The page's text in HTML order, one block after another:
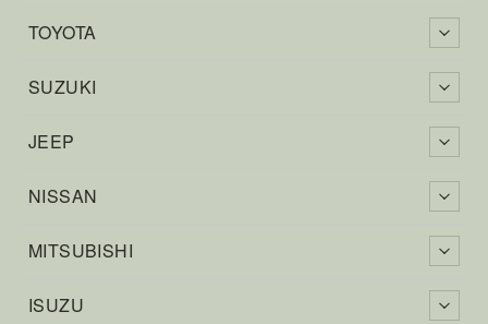
TOYOTA
SUZUKI
JEEP
NISSAN
MITSUBISHI
ISUZU